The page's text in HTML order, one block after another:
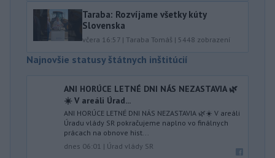
Taraba: Rozvíjame všetky kúty
Slovenska
včera 16:57 | Taraba Tomáš | 5448 zobrazení
Najnovšie statusy štátnych inštitúcií
ANI HORÚCE LETNÉ DNI NÁS NEZASTAVIA 🌿
☀️ V areáli Úrad...
ANI HORÚCE LETNÉ DNI NÁS NEZASTAVIA 🌿☀️ V areáli
Úradu vlády SR pokračujeme naplno vo finálnych
prácach na obnove hist...
dnes 06:01 | Úrad vlády SR